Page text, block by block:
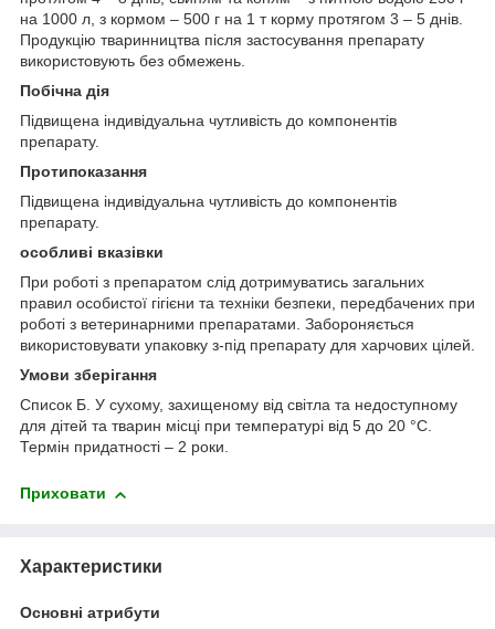
на 1000 л, з кормом – 500 г на 1 т корму протягом 3 – 5 днів.
Продукцію тваринництва після застосування препарату
використовують без обмежень.
Побічна дія
Підвищена індивідуальна чутливість до компонентів
препарату.
Протипоказання
Підвищена індивідуальна чутливість до компонентів
препарату.
особливі вказівки
При роботі з препаратом слід дотримуватись загальних
правил особистої гігієни та техніки безпеки, передбачених при
роботі з ветеринарними препаратами. Забороняється
використовувати упаковку з-під препарату для харчових цілей.
Умови зберігання
Список Б. У сухому, захищеному від світла та недоступному
для дітей та тварин місці при температурі від 5 до 20 °С.
Термін придатності – 2 роки.
Приховати
Характеристики
Основні атрибути